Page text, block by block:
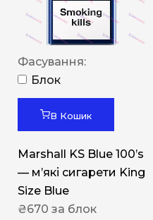
Фасування:
Блок
В Кошик
Marshall KS Blue 100’s
— м’які сигарети King
Size Blue
₴670 за блок